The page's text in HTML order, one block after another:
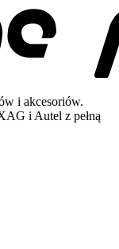
i akcesoriów.
i Autel z pełną